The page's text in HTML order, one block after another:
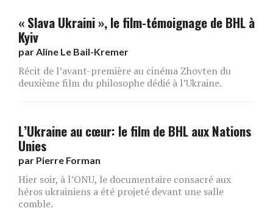
« Slava Ukraini », le film-témoignage de BHL à
Kyiv
parAline Le Bail-Kremer
Récit de l’avant-première au cinéma Zhovten du
deuxième film du philosophe dédié à l’Ukraine.
L’Ukraine au cœur: le film de BHL aux Nations
Unies
par Pierre Forman
Hier soir, à l’ONU, le documentaire consacré aux
héros ukrainiens a été projeté devant une salle
comble.